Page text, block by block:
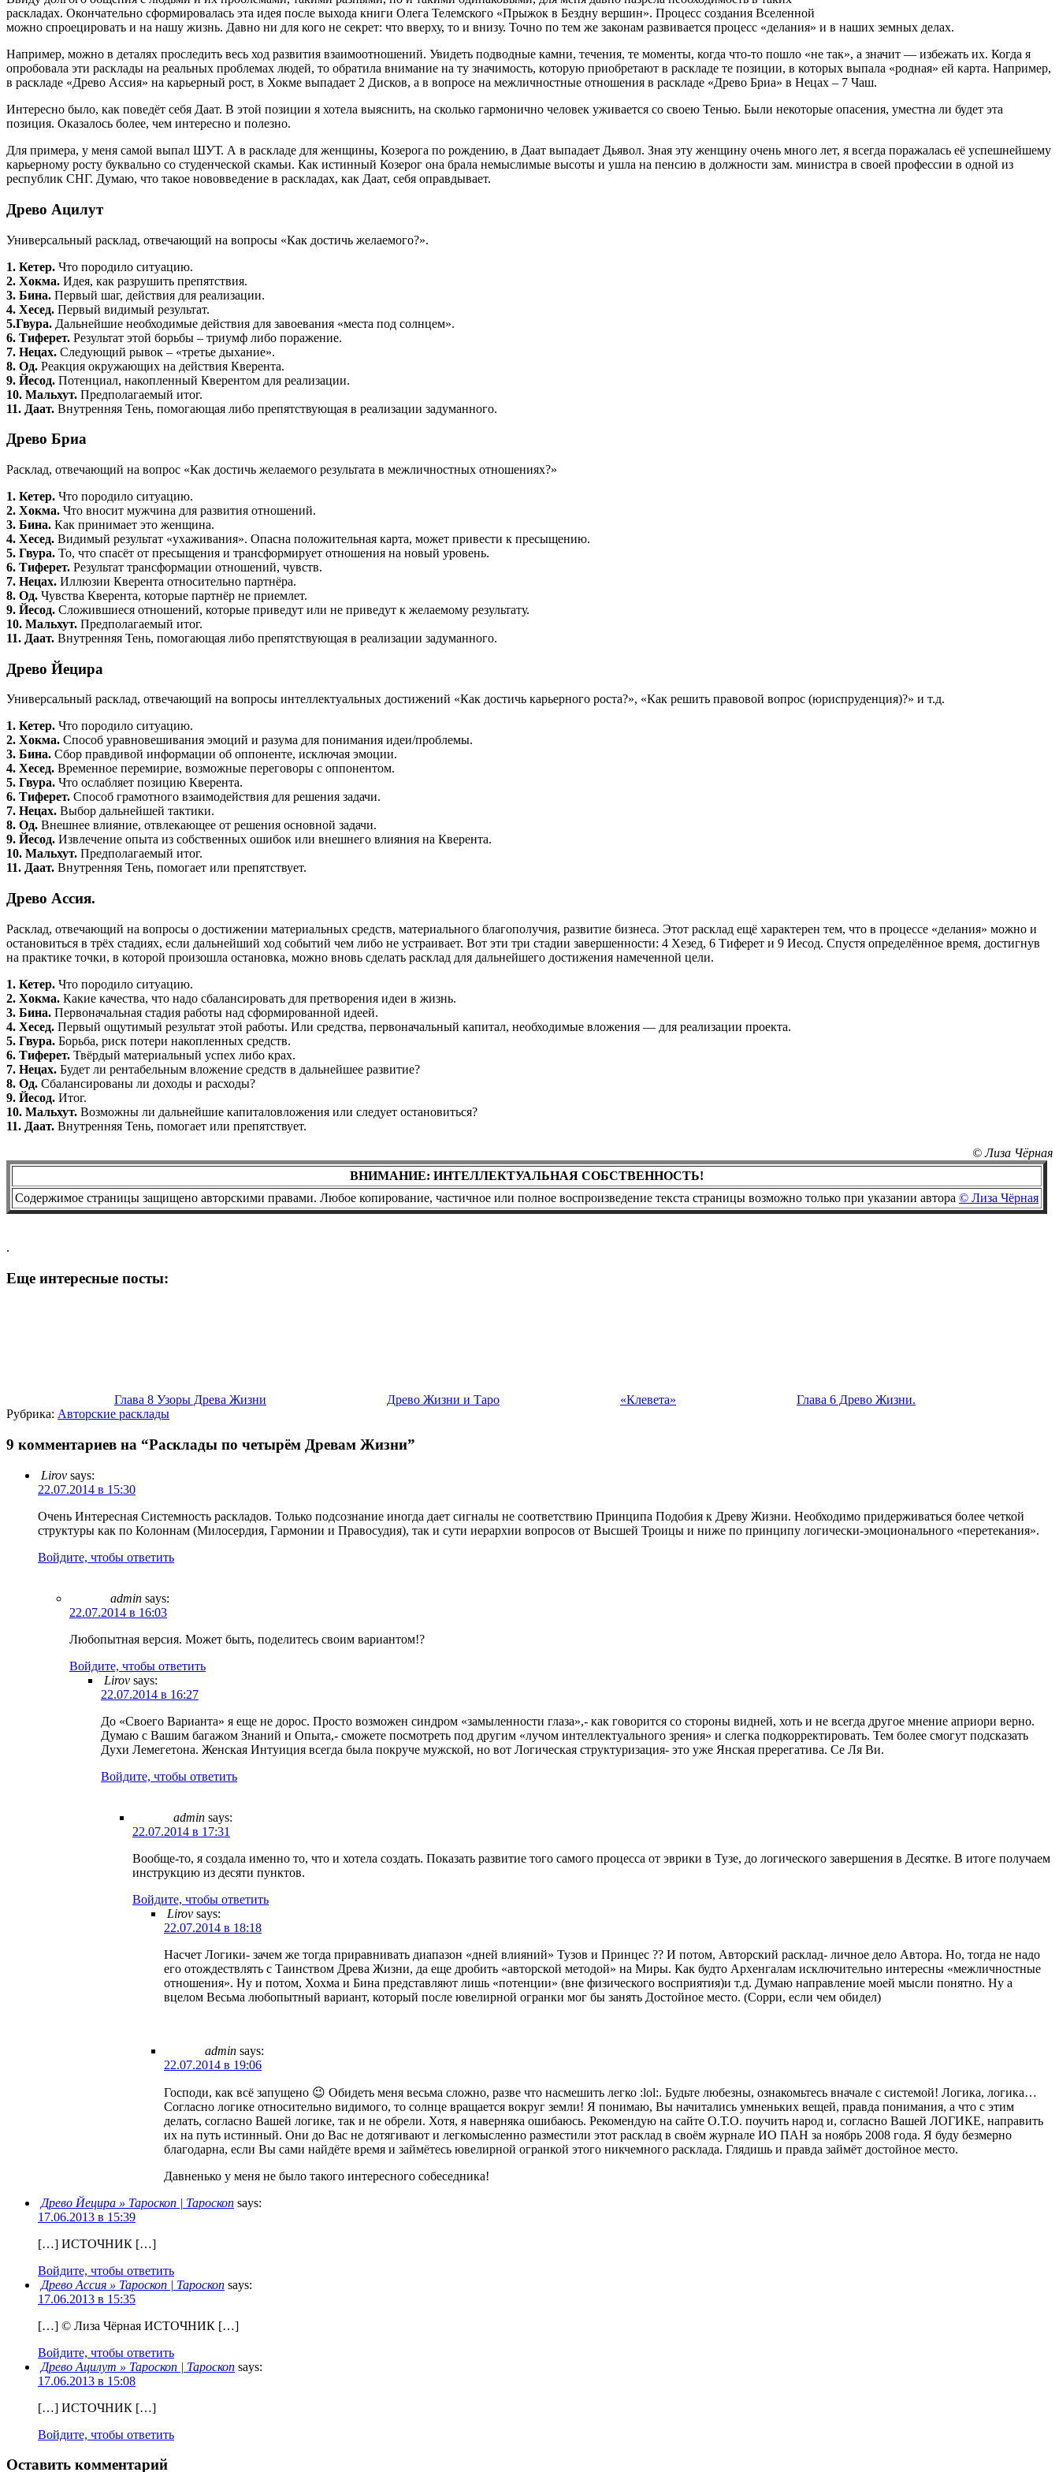
раскладах. Окончательно сформировалась эта идея после выхода книги Олега Телемского «Прыжок в Бездну вершин». Процесс создания Вселенной
можно спроецировать и на нашу жизнь. Давно ни для кого не секрет: что вверху, то и внизу. Точно по тем же законам развивается процесс «делания» и в наших земных делах.
Например, можно в деталях проследить весь ход развития взаимоотношений. Увидеть подводные камни, течения, те моменты, когда что-то пошло «не так», а значит — избежать их. Когда я
опробовала эти расклады на реальных проблемах людей, то обратила внимание на ту значимость, которую приобретают в раскладе те позиции, в которых выпала «родная» ей карта. Например,
в раскладе «Древо Ассия» на карьерный рост, в Хокме выпадает 2 Дисков, а в вопросе на межличностные отношения в раскладе «Древо Бриа» в Нецах – 7 Чаш.
Интересно было, как поведёт себя Даат. В этой позиции я хотела выяснить, на сколько гармонично человек уживается со своею Тенью. Были некоторые опасения, уместна ли будет эта
позиция. Оказалось более, чем интересно и полезно.
Для примера, у меня самой выпал ШУТ. А в раскладе для женщины, Козерога по рождению, в Даат выпадает Дьявол. Зная эту женщину очень много лет, я всегда поражалась её успешнейшему
карьерному росту буквально со студенческой скамьи. Как истинный Козерог она брала немыслимые высоты и ушла на пенсию в должности зам. министра в своей профессии в одной из
республик СНГ. Думаю, что такое нововведение в раскладах, как Даат, себя оправдывает.
Древо Ацилут
Универсальный расклад, отвечающий на вопросы «Как достичь желаемого?».
1. Кетер. Что породило ситуацию.
2. Хокма. Идея, как разрушить препятствия.
3. Бина. Первый шаг, действия для реализации.
4. Хесед. Первый видимый результат.
5.Гвура. Дальнейшие необходимые действия для завоевания «места под солнцем».
6. Тиферет. Результат этой борьбы – триумф либо поражение.
7. Нецах. Следующий рывок – «третье дыхание».
8. Од. Реакция окружающих на действия Кверента.
9. Йесод. Потенциал, накопленный Кверентом для реализации.
10. Мальхут. Предполагаемый итог.
11. Даат. Внутренняя Тень, помогающая либо препятствующая в реализации задуманного.
Древо Бриа
Расклад, отвечающий на вопрос «Как достичь желаемого результата в межличностных отношениях?»
1. Кетер. Что породило ситуацию.
2. Хокма. Что вносит мужчина для развития отношений.
3. Бина. Как принимает это женщина.
4. Хесед. Видимый результат «ухаживания». Опасна положительная карта, может привести к пресыщению.
5. Гвура. То, что спасёт от пресыщения и трансформирует отношения на новый уровень.
6. Тиферет. Результат трансформации отношений, чувств.
7. Нецах. Иллюзии Кверента относительно партнёра.
8. Од. Чувства Кверента, которые партнёр не приемлет.
9. Йесод. Сложившиеся отношений, которые приведут или не приведут к желаемому результату.
10. Мальхут. Предполагаемый итог.
11. Даат. Внутренняя Тень, помогающая либо препятствующая в реализации задуманного.
Древо Йецира
Универсальный расклад, отвечающий на вопросы интеллектуальных достижений «Как достичь карьерного роста?», «Как решить правовой вопрос (юриспруденция)?» и т.д.
1. Кетер. Что породило ситуацию.
2. Хокма. Способ уравновешивания эмоций и разума для понимания идеи/проблемы.
3. Бина. Сбор правдивой информации об оппоненте, исключая эмоции.
4. Хесед. Временное перемирие, возможные переговоры с оппонентом.
5. Гвура. Что ослабляет позицию Кверента.
6. Тиферет. Способ грамотного взаимодействия для решения задачи.
7. Нецах. Выбор дальнейшей тактики.
8. Од. Внешнее влияние, отвлекающее от решения основной задачи.
9. Йесод. Извлечение опыта из собственных ошибок или внешнего влияния на Кверента.
10. Мальхут. Предполагаемый итог.
11. Даат. Внутренняя Тень, помогает или препятствует.
Древо Ассия.
Расклад, отвечающий на вопросы о достижении материальных средств, материального благополучия, развитие бизнеса. Этот расклад ещё характерен тем, что в процессе «делания» можно и
остановиться в трёх стадиях, если дальнейший ход событий чем либо не устраивает. Вот эти три стадии завершенности: 4 Хезед, 6 Тиферет и 9 Иесод. Спустя определённое время, достигнув
на практике точки, в которой произошла остановка, можно вновь сделать расклад для дальнейшего достижения намеченной цели.
1. Кетер. Что породило ситуацию.
2. Хокма. Какие качества, что надо сбалансировать для претворения идеи в жизнь.
3. Бина. Первоначальная стадия работы над сформированной идеей.
4. Хесед. Первый ощутимый результат этой работы. Или средства, первоначальный капитал, необходимые вложения — для реализации проекта.
5. Гвура. Борьба, риск потери накопленных средств.
6. Тиферет. Твёрдый материальный успех либо крах.
7. Нецах. Будет ли рентабельным вложение средств в дальнейшее развитие?
8. Од. Сбалансированы ли доходы и расходы?
9. Йесод. Итог.
10. Мальхут. Возможны ли дальнейшие капиталовложения или следует остановиться?
11. Даат. Внутренняя Тень, помогает или препятствует.
© Лиза Чёрная
ВНИМАНИЕ: ИНТЕЛЛЕКТУАЛЬНАЯ СОБСТВЕННОСТЬ!
Содержимое страницы защищено авторскими правами. Любое копирование, частичное или полное воспроизведение текста страницы возможно только при указании автора © Лиза Чёрная
.
Еще интересные посты:
Глава 8 Узоры Древа Жизни Древо Жизни и Таро «Клевета»
Глава 6 Древо Жизни.
Рубрика: Авторские расклады
9 комментариев на “Расклады по четырём Древам Жизни”
Lirov says:
22.07.2014 в 15:30
Очень Интересная Системность раскладов. Только подсознание иногда дает сигналы не соответствию Принципа Подобия к Древу Жизни. Необходимо придерживаться более четкой
структуры как по Колоннам (Милосердия, Гармонии и Правосудия), так и сути иерархии вопросов от Высшей Троицы и ниже по принципу логически-эмоционального «перетекания».
Войдите, чтобы ответить
admin says:
22.07.2014 в 16:03
Любопытная версия. Может быть, поделитесь своим вариантом!?
Войдите, чтобы ответить
Lirov says:
22.07.2014 в 16:27
До «Своего Варианта» я еще не дорос. Просто возможен синдром «замыленности глаза»,- как говорится со стороны видней, хоть и не всегда другое мнение априори верно.
Думаю с Вашим багажом Знаний и Опыта,- сможете посмотреть под другим «лучом интеллектуального зрения» и слегка подкорректировать. Тем более смогут подсказать
Духи Лемегетона. Женская Интуиция всегда была покруче мужской, но вот Логическая структуризация- это уже Янская пререгатива. Се Ля Ви.
Войдите, чтобы ответить
admin says:
22.07.2014 в 17:31
Вообще-то, я создала именно то, что и хотела создать. Показать развитие того самого процесса от эврики в Тузе, до логического завершения в Десятке. В итоге получаем
инструкцию из десяти пунктов.
Войдите, чтобы ответить
Lirov says:
22.07.2014 в 18:18
Насчет Логики- зачем же тогда приравнивать диапазон «дней влияний» Тузов и Принцес ?? И потом, Авторский расклад- личное дело Автора. Но, тогда не надо
его отождествлять с Таинством Древа Жизни, да еще дробить «авторской методой» на Миры. Как будто Архенгалам исключительно интересны «межличностные
отношения». Ну и потом, Хохма и Бина представляют лишь «потенции» (вне физического восприятия)и т.д. Думаю направление моей мысли понятно. Ну а
вцелом Весьма любопытный вариант, который после ювелирной огранки мог бы занять Достойное место. (Сорри, если чем обидел)
admin says:
22.07.2014 в 19:06
Господи, как всё запущено 😉 Обидеть меня весьма сложно, разве что насмешить легко :lol:. Будьте любезны, ознакомьтесь вначале с системой! Логика, логика…
Согласно логике относительно видимого, то солнце вращается вокруг земли! Я понимаю, Вы начитались умненьких вещей, правда понимания, а что с этим
делать, согласно Вашей логике, так и не обрели. Хотя, я наверняка ошибаюсь. Рекомендую на сайте О.Т.О. поучить народ и, согласно Вашей ЛОГИКЕ, направить
их на путь истинный. Они до Вас не дотягивают и легкомысленно разместили этот расклад в своём журнале ИО ПАН за ноябрь 2008 года. Я буду безмерно
благодарна, если Вы сами найдёте время и займётесь ювелирной огранкой этого никчемного расклада. Глядишь и правда займёт достойное место.
Давненько у меня не было такого интересного собеседника!
Древо Йецира » Тароскоп | Тароскоп says:
17.06.2013 в 15:39
[…] ИСТОЧНИК […]
Войдите, чтобы ответить
Древо Ассия » Тароскоп | Тароскоп says:
17.06.2013 в 15:35
[…] © Лиза Чёрная ИСТОЧНИК […]
Войдите, чтобы ответить
Древо Ацилут » Тароскоп | Тароскоп says:
17.06.2013 в 15:08
[…] ИСТОЧНИК […]
Войдите, чтобы ответить
Оставить комментарий